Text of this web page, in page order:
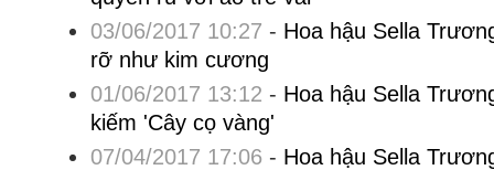
03/06/2017 10:27 - Hoa hậu Sella
rỡ như kim cương
01/06/2017 13:12 - Hoa hậu Sella
kiếm 'Cây cọ vàng'
07/04/2017 17:06 - Hoa hậu Sella